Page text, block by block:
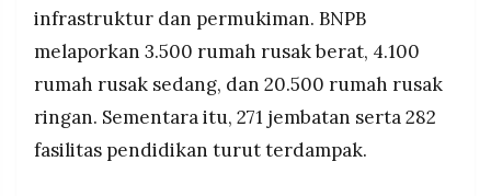
infrastruktur dan permukiman. BNPB
melaporkan 3.500 rumah rusak berat, 4.100
rumah rusak sedang, dan 20.500 rumah rusak
ringan. Sementara itu, 271 jembatan serta 282
fasilitas pendidikan turut terdampak.